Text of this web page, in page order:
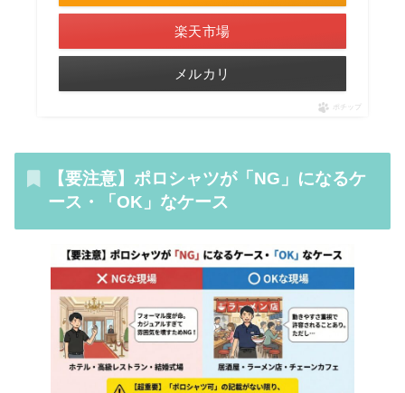
楽天市場
メルカリ
ポチップ
【要注意】ポロシャツが「NG」になるケ
ース・「OK」なケース